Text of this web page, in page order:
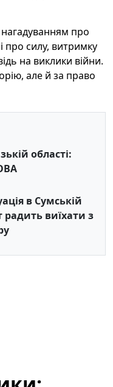
про
про силу, витримку
на виклики війни.
але й за право
області:
в Сумській
радить виїхати з